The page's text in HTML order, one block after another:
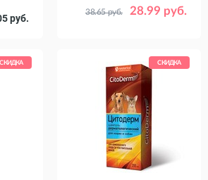
руб.
28.99 руб.
38.65 руб.
СКИДКА СКИДКА